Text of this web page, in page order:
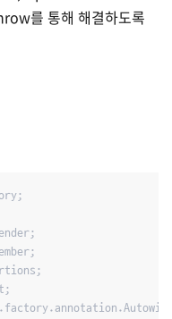
를 통해 해결하도록